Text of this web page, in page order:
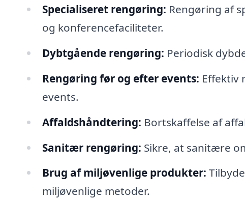
Specialiseret rengøring: Rengøring af
og konferencefaciliteter.
Dybtgående rengøring: Periodisk
Rengøring før og efter events: Effektiv
events.
Affaldshåndtering: Bortskaffelse af
Sanitær rengøring: Sikre, at sanitære
Brug af miljøvenlige produkter:
miljøvenlige metoder.